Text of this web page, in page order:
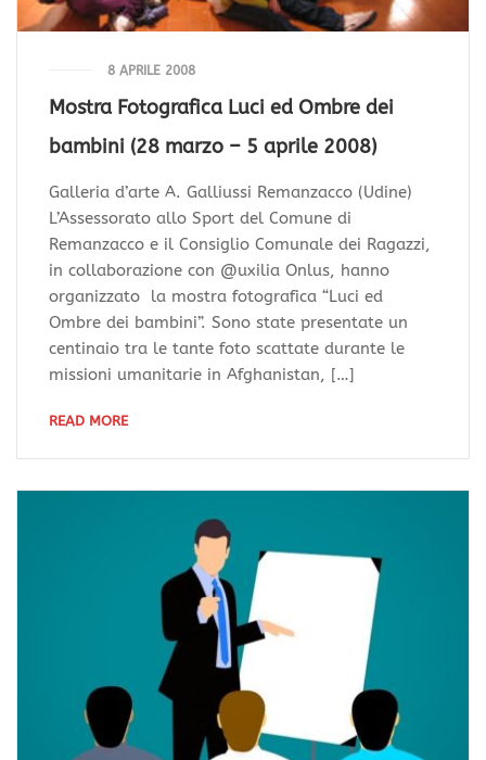
8 APRILE 2008
Mostra Fotografica Luci ed Ombre dei
bambini (28 marzo – 5 aprile 2008)
Galleria d’arte A. Galliussi Remanzacco (Udine)
L’Assessorato allo Sport del Comune di
Remanzacco e il Consiglio Comunale dei Ragazzi,
in collaborazione con @uxilia Onlus, hanno
organizzato la mostra fotografica “Luci ed
Ombre dei bambini”. Sono state presentate un
centinaio tra le tante foto scattate durante le
missioni umanitarie in Afghanistan, […]
READ MORE